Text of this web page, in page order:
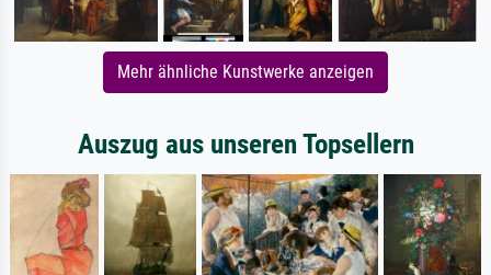
Mehr ähnliche Kunstwerke anzeigen
Auszug aus unseren Topsellern